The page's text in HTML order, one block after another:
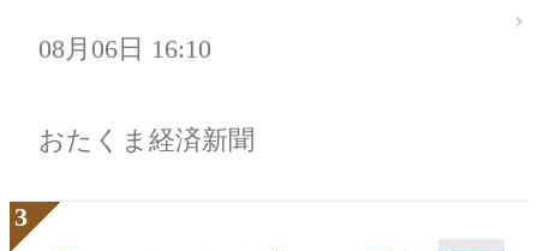
08月06日 16:10
おたくま経済新聞